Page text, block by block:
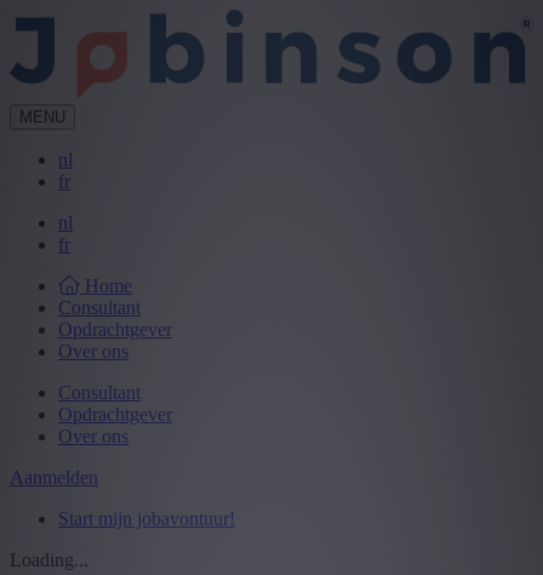
MENU
nl
fr
nl
fr
Home
Consultant
Opdrachtgever
Over ons
Consultant
Opdrachtgever
Over ons
Aanmelden
Start mijn jobavontuur!
Loading...